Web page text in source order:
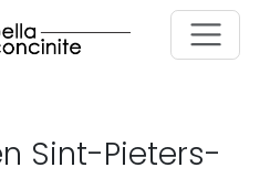
Sint-Pieters-